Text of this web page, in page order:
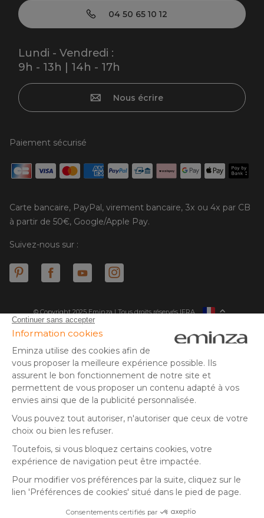
04 50 65 10 12
Lundi - Vendredi :
9h - 13h | 14h - 17h
Nous écrire
Paiement sécurisé
Carte bancaire, PayPal, virement bancaire, 3x ou 4x par CB
à partir de 50€, Google/Apple Pay.
Suivez-nous sur :
© Copyright 2025 Eminza | Tous droits réservés |
ESPAÑA
NEDERLAND
SUISSE
DANMARK
FRA
* Vous disposez de 30 jours (à compter de la réception ou du
retrait de votre colis) pour effectuer un retour de produits et
** Expédition le jour même pour toute commande passée avant